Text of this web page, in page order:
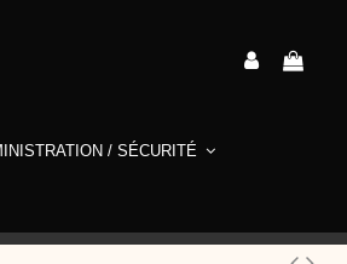
/ SÉCURITÉ